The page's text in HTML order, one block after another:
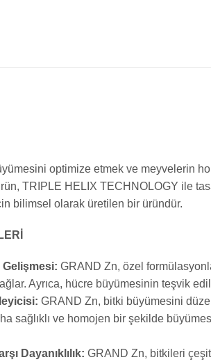
optimize etmek ve meyvelerin
TRIPLE HELIX TECHNOLOGY ile
bilimsel olarak üretilen bir üründür.
GRAND Zn, özel
Ayrıca, hücre büyümesinin teşvik
GRAND Zn, bitki büyümesini
sağlıklı ve homojen bir şekilde
Dayanıklılık: GRAND Zn, bitkileri